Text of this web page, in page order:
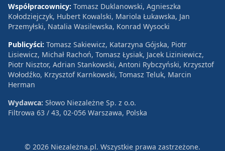
Współpracownicy: Tomasz Duklanowski, Agnieszka
Kołodziejczyk, Hubert Kowalski, Mariola Łukawska, Jan
Przemyłski, Natalia Wasilewska, Konrad Wysocki
Publicyści: Tomasz Sakiewicz, Katarzyna Gójska, Piotr
Lisiewicz, Michał Rachoń, Tomasz Łysiak, Jacek Liziniewicz,
Piotr Nisztor, Adrian Stankowski, Antoni Rybczyński, Krzysztof
Wołodźko, Krzysztof Karnkowski, Tomasz Teluk, Marcin
Herman
Wydawca: Słowo Niezależne Sp. z o.o.
Filtrowa 63 / 43, 02-056 Warszawa, Polska
© 2026 Niezależna.pl. Wszystkie prawa zastrzeżone.